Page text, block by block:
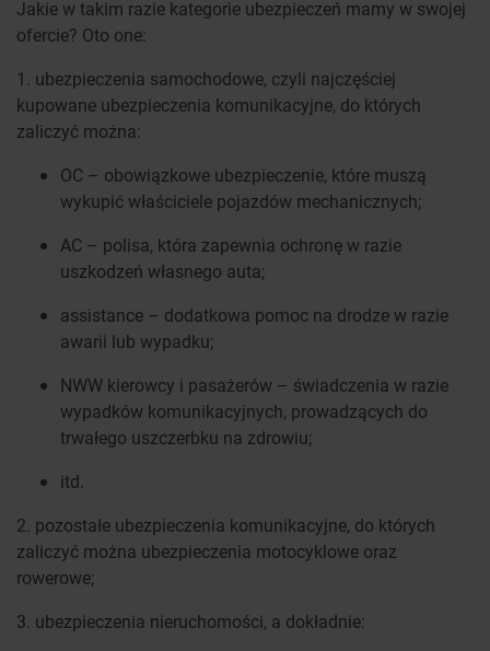
Jakie w takim razie kategorie ubezpieczeń mamy w swojej
ofercie? Oto one:
1. ubezpieczenia samochodowe, czyli najczęściej
kupowane ubezpieczenia komunikacyjne, do których
zaliczyć można:
OC – obowiązkowe ubezpieczenie, które muszą
wykupić właściciele pojazdów mechanicznych;
AC – polisa, która zapewnia ochronę w razie
uszkodzeń własnego auta;
assistance – dodatkowa pomoc na drodze w razie
awarii lub wypadku;
NWW kierowcy i pasażerów – świadczenia w razie
wypadków komunikacyjnych, prowadzących do
trwałego uszczerbku na zdrowiu;
itd.
2. pozostałe ubezpieczenia komunikacyjne, do których
zaliczyć można ubezpieczenia motocyklowe oraz
rowerowe;
3. ubezpieczenia nieruchomości, a dokładnie: